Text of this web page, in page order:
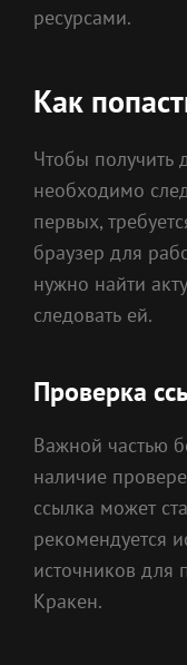
ресурсами.
Как
Чтобы получить
необходимо
первых,
браузер для
нужно найти
следовать ей.
Проверка
Важной частью
наличие
ссылка может
рекомендуется
источников для
Кракен.